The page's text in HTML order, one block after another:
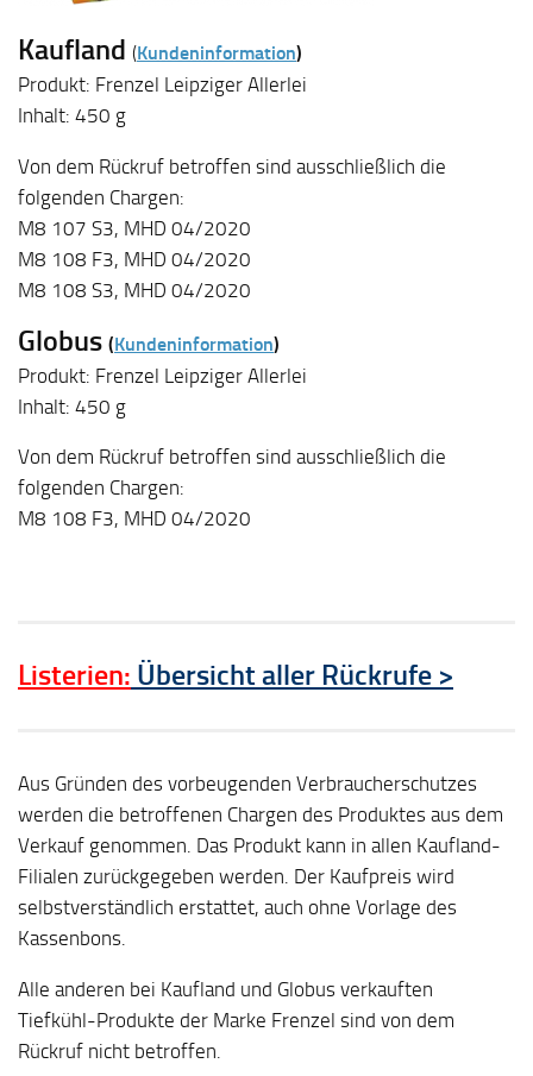
Kaufland (Kundeninformation)
Produkt: Frenzel Leipziger Allerlei
Inhalt: 450 g
Von dem Rückruf betroffen sind ausschließlich die
folgenden Chargen:
M8 107 S3, MHD 04/2020
M8 108 F3, MHD 04/2020
M8 108 S3, MHD 04/2020
Globus (Kundeninformation)
Produkt: Frenzel Leipziger Allerlei
Inhalt: 450 g
Von dem Rückruf betroffen sind ausschließlich die
folgenden Chargen:
M8 108 F3, MHD 04/2020
Listerien: Übersicht aller Rückrufe >
Aus Gründen des vorbeugenden Verbraucherschutzes
werden die betroffenen Chargen des Produktes aus dem
Verkauf genommen. Das Produkt kann in allen Kaufland-
Filialen zurückgegeben werden. Der Kaufpreis wird
selbstverständlich erstattet, auch ohne Vorlage des
Kassenbons.
Alle anderen bei Kaufland und Globus verkauften
Tiefkühl-Produkte der Marke Frenzel sind von dem
Rückruf nicht betroffen.